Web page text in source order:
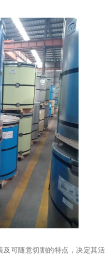
可随意切割的特点，决定其活